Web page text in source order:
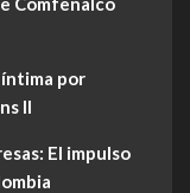
por
II
El impulso